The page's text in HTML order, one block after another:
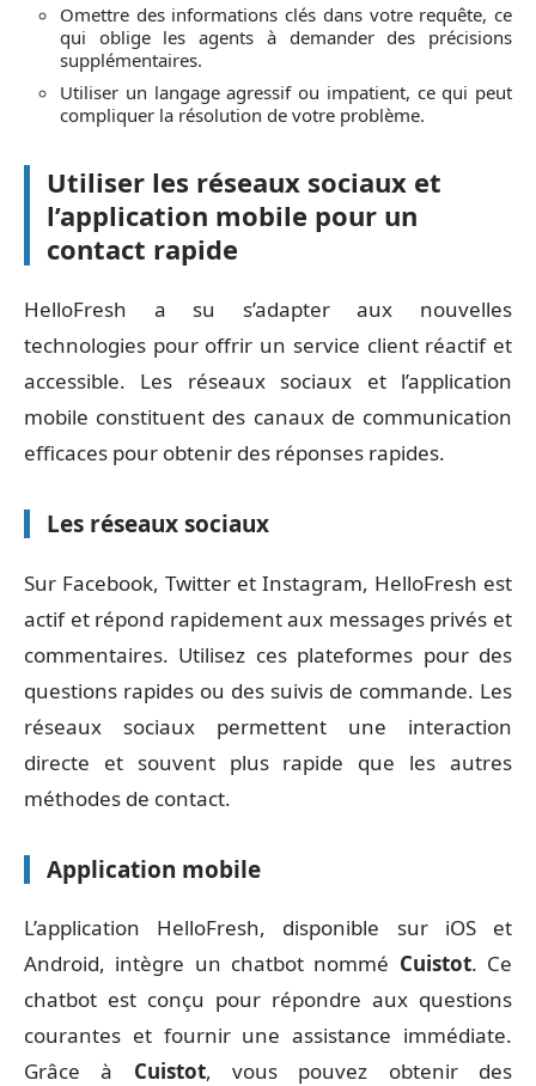
Omettre des informations clés dans votre requête, ce
qui oblige les agents à demander des précisions
supplémentaires.
Utiliser un langage agressif ou impatient, ce qui peut
compliquer la résolution de votre problème.
Utiliser les réseaux sociaux et
l’application mobile pour un
contact rapide
HelloFresh a su s’adapter aux nouvelles
technologies pour offrir un service client réactif et
accessible. Les réseaux sociaux et l’application
mobile constituent des canaux de communication
efficaces pour obtenir des réponses rapides.
Les réseaux sociaux
Sur Facebook, Twitter et Instagram, HelloFresh est
actif et répond rapidement aux messages privés et
commentaires. Utilisez ces plateformes pour des
questions rapides ou des suivis de commande. Les
réseaux sociaux permettent une interaction
directe et souvent plus rapide que les autres
méthodes de contact.
Application mobile
L’application HelloFresh, disponible sur iOS et
Android, intègre un chatbot nommé Cuistot. Ce
chatbot est conçu pour répondre aux questions
courantes et fournir une assistance immédiate.
Grâce à Cuistot, vous pouvez obtenir des